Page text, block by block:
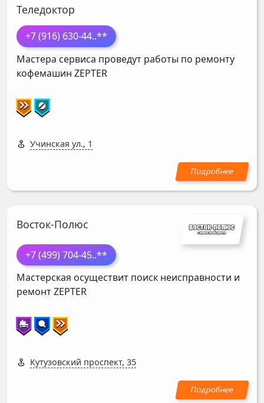
Теледоктор
+7 (916) 630-44..**
Мастера сервиса проведут работы по ремонту
кофемашин ZEPTER
Учинская ул., 1
Восток-Полюс
+7 (499) 704-45..**
Мастерская осуществит поиск неисправности и
ремонтZEPTER
Кутузовский проспект, 35